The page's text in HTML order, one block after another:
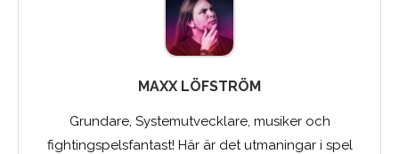
MAXX LÖFSTRÖM
Grundare, Systemutvecklare, musiker och
fightingspelsfantast! Här är det utmaningar i spel